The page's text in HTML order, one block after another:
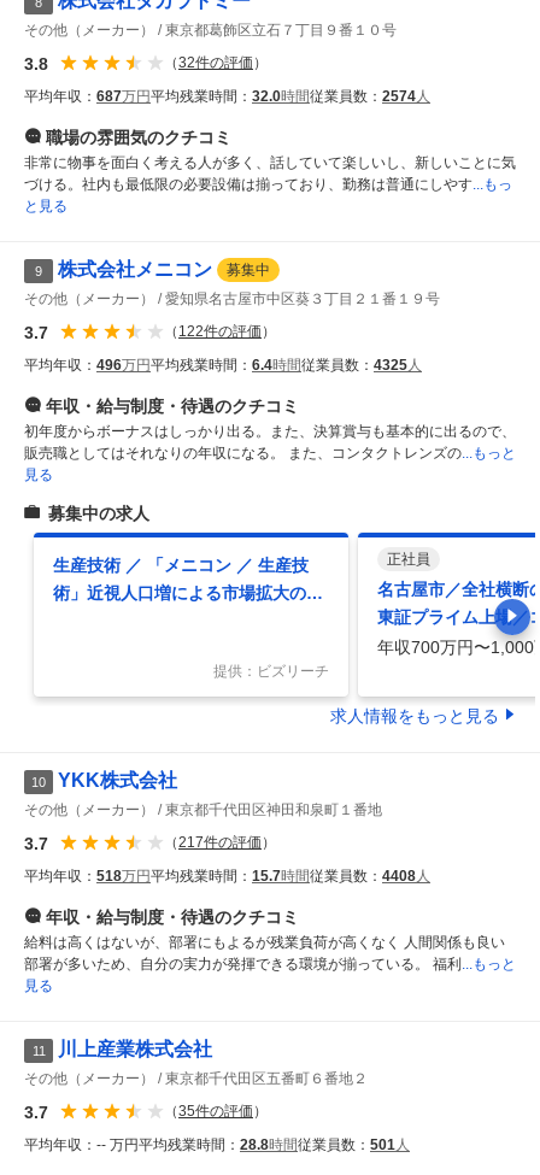
その他（メーカー） 東京都葛飾区立石７丁目９番１０号
3.8 （32件の評価 ）
平均年収： 687万円平均残業時間： 32.0時間従業員数： 2574人
職場の雰囲気のクチコミ
非常に物事を面白く考える人が多く、話していて楽しいし、新しいことに気
づける。社内も最低限の必要設備は揃っており、勤務は普通にしやす...もっ
と見る
9 株式会社メニコン
募集中
その他（メーカー）
愛知県名古屋市中区葵３丁目２１番１９号
3.7 （ 122件の評価 ）
平均年収： 496万円平均残業時間： 6.4時間従業員数： 4325人
年収・給与制度・待遇のクチコミ
初年度からボーナスはしっかり出る。また、決算賞与も基本的に出るので、
販売職としてはそれなりの年収になる。 また、コンタクトレンズの...もっと
見る
募集中の求人
生産技術 ／ 「メニコン ／ 生産技
術」近視人口増による市場拡大の中
提供：ビズリーチ
正社員
名古屋市／全社横断
東証プライム上場／
ズメーカー最大手～
年収700万円〜1,000
求人情報をもっと見る
10 YKK株式会社
その他（メーカー） 東京都千代田区神田和泉町１番地
3.7 （217件の評価 ）
平均年収： 518万円平均残業時間： 15.7時間従業員数： 4408人
年収・給与制度・待遇のクチコミ
給料は高くはないが、部署にもよるが残業負荷が高くなく 人間関係も良い
部署が多いため、自分の実力が発揮できる環境が揃っている。 福利 ...もっと
見る
11 川上産業株式会社
その他（メーカー） 東京都千代田区五番町６番地２
3.7 （35件の評価 ）
平均年収： -- 万円平均残業時間： 28.8時間従業員数： 501人